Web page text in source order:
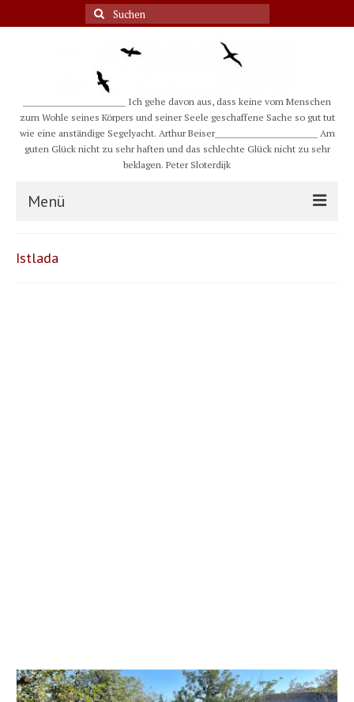
Suche
nach:
__________________________ Ich gehe davon aus, dass keine vom Menschen
zum Wohle seines Körpers und seiner Seele geschaffene Sache so gut tut
wie eine anständige Segelyacht. Arthur Beiser__________________________ Am
guten Glück nicht zu sehr haften und das schlechte Glück nicht zu sehr
beklagen. Peter Sloterdijk
Menü
Istlada